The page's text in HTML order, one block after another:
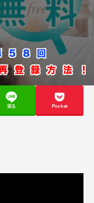
送る Pocket